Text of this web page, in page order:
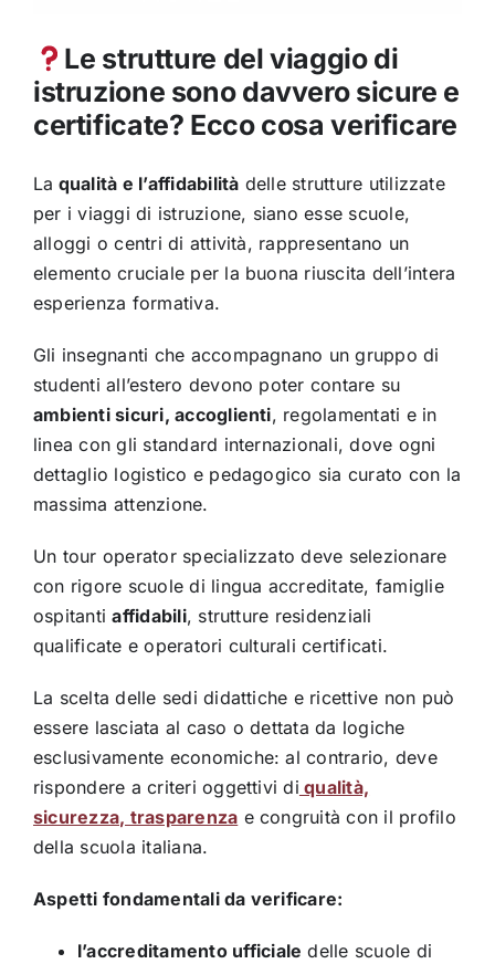
Le strutture del viaggio di
istruzione sono davvero sicure e
certificate? Ecco cosa verificare
La qualità e l’affidabilità delle strutture utilizzate
per i viaggi di istruzione, siano esse scuole,
alloggi o centri di attività, rappresentano un
elemento cruciale per la buona riuscita dell’intera
esperienza formativa.
Gli insegnanti che accompagnano un gruppo di
studenti all’estero devono poter contare su
ambienti sicuri, accoglienti, regolamentati e in
linea con gli standard internazionali, dove ogni
dettaglio logistico e pedagogico sia curato con la
massima attenzione.
Un tour operator specializzato deve selezionare
con rigore scuole di lingua accreditate, famiglie
ospitantiaffidabili, strutture residenziali
qualificate e operatori culturali certificati.
La scelta delle sedi didattiche e ricettive non può
essere lasciata al caso o dettata da logiche
esclusivamente economiche: al contrario, deve
rispondere a criteri oggettivi di qualità,
sicurezza, trasparenza e congruità con il profilo
della scuola italiana.
Aspetti fondamentali da verificare:
l’accreditamento ufficiale delle scuole di